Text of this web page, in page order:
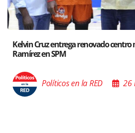
Santiago acoge
Poder de las Buenas
Políticos en